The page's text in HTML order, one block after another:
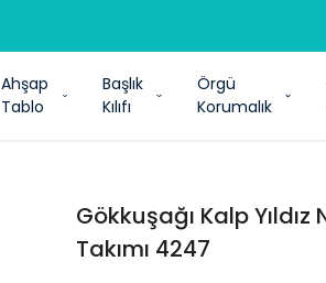
Ahşap
Tablo
Başlık
Kılıfı
Örgü
Korumalık
Gökkuşağı Kalp Yıldız
Takımı 4247